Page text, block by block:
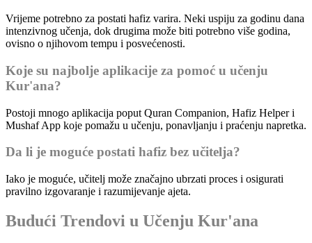
Vrijeme potrebno za postati hafiz varira. Neki uspiju za godinu dana
intenzivnog učenja, dok drugima može biti potrebno više godina,
ovisno o njihovom tempu i posvećenosti.
Koje su najbolje aplikacije za pomoć u učenju
Kur'ana?
Postoji mnogo aplikacija poput Quran Companion, Hafiz Helper i
Mushaf App koje pomažu u učenju, ponavljanju i praćenju napretka.
Da li je moguće postati hafiz bez učitelja?
Iako je moguće, učitelj može značajno ubrzati proces i osigurati
pravilno izgovaranje i razumijevanje ajeta.
Budući Trendovi u Učenju Kur'ana